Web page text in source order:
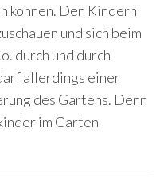
können. Den Kindern
und sich beim
durch und durch
allerdings einer
des Gartens. Denn
im Garten